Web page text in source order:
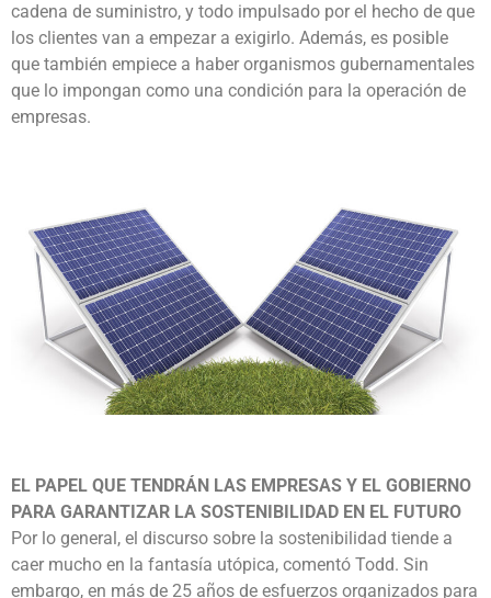
cadena de suministro, y todo impulsado por el hecho de que
los clientes van a empezar a exigirlo. Además, es posible
que también empiece a haber organismos gubernamentales
que lo impongan como una condición para la operación de
empresas.
EL PAPEL QUE TENDRÁN LAS EMPRESAS Y EL GOBIERNO
PARA GARANTIZAR LA SOSTENIBILIDAD EN EL FUTURO
Por lo general, el discurso sobre la sostenibilidad tiende a
caer mucho en la fantasía utópica, comentó Todd. Sin
embargo, en más de 25 años de esfuerzos organizados para